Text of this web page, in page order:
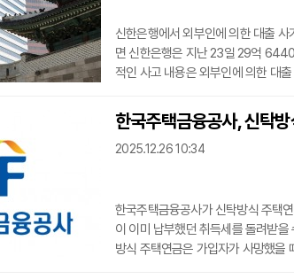
신한은행에서 외부인에 의한 대출
면 신한은행은 지난 23일 29억
적인 사고 내용은 외부인에 의한 대
행 중인 사안이지만 자체 조사를 통
한국주택금융공사, 신탁
2025.12.26 10:34
한국주택금융공사가 신탁방식 주택
이 이미 납부했던 취득세를 돌려받
방식 주택연금은 가입자가 사망했을